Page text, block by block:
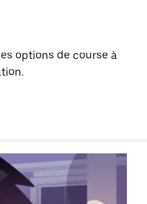
options de course à